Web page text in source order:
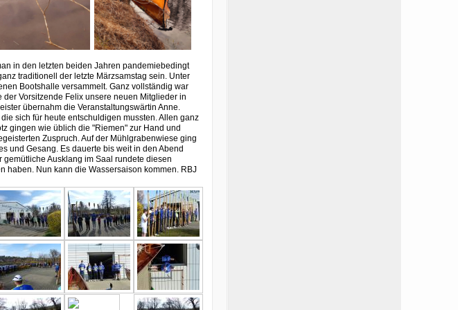
in den letzten beiden Jahren pandemiebedingt
traditionell der letzte Märzsamstag sein. Unter
Bootshalle versammelt. Ganz vollständig war
Vorsitzende Felix unsere neuen Mitglieder in
übernahm die Veranstaltungswärtin Anne.
sich für heute entschuldigen mussten. Allen ganz
gingen wie üblich die "Riemen" zur Hand und
Zuspruch. Auf der Mühlgrabenwiese ging
und Gesang. Es dauerte bis weit in den Abend
Ausklang im Saal rundete diesen
haben. Nun kann die Wassersaison kommen. RBJ